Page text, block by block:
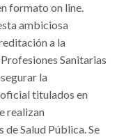
formato on line.
ambiciosa
a la
Sanitarias
la
titulados en
realizan
Salud Pública. Se